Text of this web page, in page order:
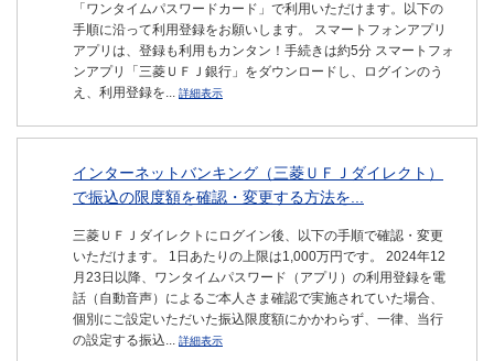
「ワンタイムパスワードカード」で利用いただけます。以下の
手順に沿って利用登録をお願いします。 スマートフォンアプリ
アプリは、登録も利用もカンタン！手続きは約5分 スマートフォ
ンアプリ「三菱ＵＦＪ銀行」をダウンロードし、ログインのう
え、利用登録を... 詳細表示
インターネットバンキング（三菱ＵＦＪダイレクト）
で振込の限度額を確認・変更する方法を...
三菱ＵＦＪダイレクトにログイン後、以下の手順で確認・変更
いただけます。 1日あたりの上限は1,000万円です。 2024年12
月23日以降、ワンタイムパスワード（アプリ）の利用登録を電
話（自動音声）によるご本人さま確認で実施されていた場合、
個別にご設定いただいた振込限度額にかかわらず、一律、当行
の設定する振込... 詳細表示